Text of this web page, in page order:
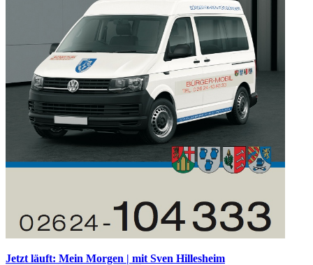
Jetzt läuft: Mein Morgen | mit Sven Hillesheim